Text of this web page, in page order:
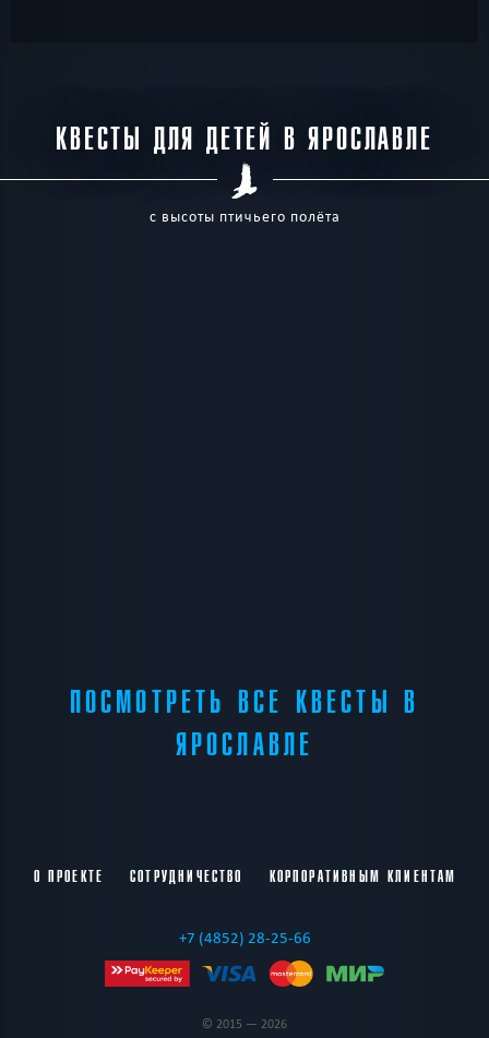
КВЕСТЫ ДЛЯ ДЕТЕЙ В ЯРОСЛАВЛЕ
с высоты птичьего полёта
ПОСМОТРЕТЬ ВСЕ КВЕСТЫ В
ЯРОСЛАВЛЕ
О ПРОЕКТЕ СОТРУДНИЧЕСТВО КОРПОРАТИВНЫМ КЛИЕНТАМ
+7 (4852) 28-25-66
© 2015 — 2026